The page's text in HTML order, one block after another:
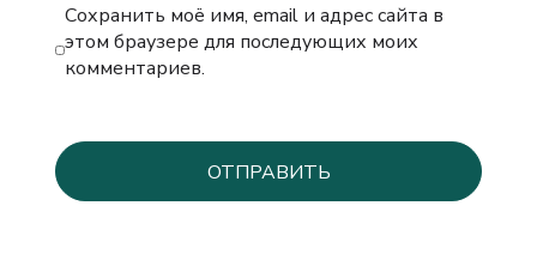
Сохранить моё имя, email и адрес сайта в
этом браузере для последующих моих
комментариев.